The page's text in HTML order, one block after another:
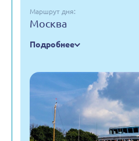
Маршрут дня:
Москва
Подробнее